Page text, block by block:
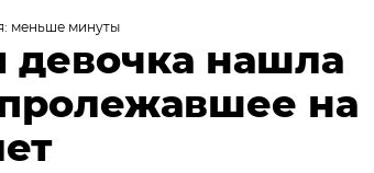
меньше минуты
девочка нашла
на